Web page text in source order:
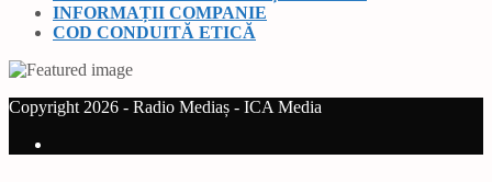
INFORMAȚII COMPANIE
COD CONDUITĂ ETICĂ
Copyright 2026 - Radio Mediaș - ICA Media